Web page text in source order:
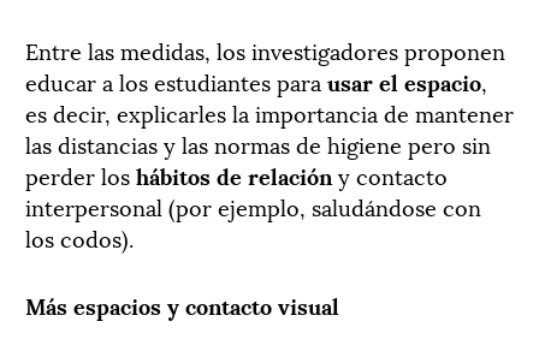
Entre las medidas, los investigadores proponen
educar a los estudiantes para usar el espacio,
es decir, explicarles la importancia de mantener
las distancias y las normas de higiene pero sin
perder loshábitos de relación y contacto
interpersonal (por ejemplo, saludándose con
los codos).
Más espacios y contacto visual